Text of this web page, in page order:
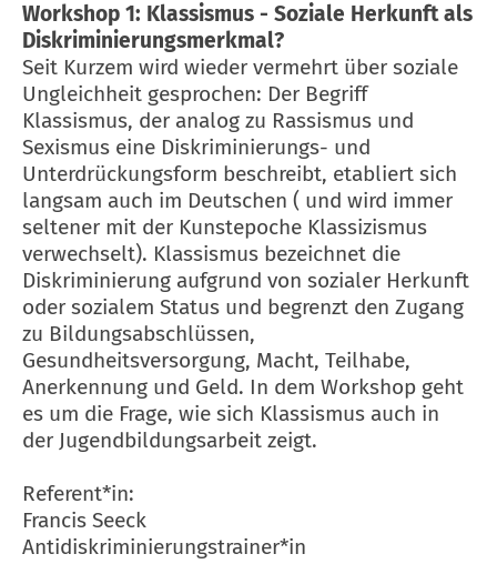
Workshop 1: Klassismus - Soziale Herkunft als
Diskriminierungsmerkmal?
Seit Kurzem wird wieder vermehrt über soziale
Ungleichheit gesprochen: Der Begriff
Klassismus, der analog zu Rassismus und
Sexismus eine Diskriminierungs- und
Unterdrückungsform beschreibt, etabliert sich
langsam auch im Deutschen ( und wird immer
seltener mit der Kunstepoche Klassizismus
verwechselt). Klassismus bezeichnet die
Diskriminierung aufgrund von sozialer Herkunft
oder sozialem Status und begrenzt den Zugang
zu Bildungsabschlüssen,
Gesundheitsversorgung, Macht, Teilhabe,
Anerkennung und Geld. In dem Workshop geht
es um die Frage, wie sich Klassismus auch in
der Jugendbildungsarbeit zeigt.
Referent*in:
Francis Seeck
Antidiskriminierungstrainer*in